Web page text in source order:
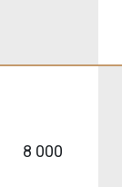
8 000